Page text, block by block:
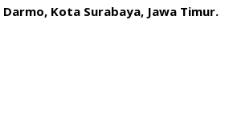
Kota Surabaya, Jawa Timur.